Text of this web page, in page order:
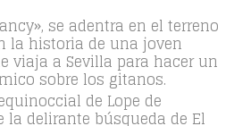
se adentra en el terreno
la historia de una joven
viaja a Sevilla para hacer un
sobre los gitanos.
de Lope de
la delirante búsqueda de El